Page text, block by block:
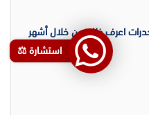
اعرف ذلك من خلال أشهر
استشارة ⚖️